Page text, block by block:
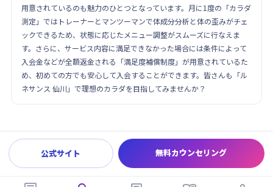
用意されているのも魅力のひとつとなっています。月に1度の「カラダ
測定」ではトレーナーとマンツーマンで体成分分析と体の歪みがチェ
ックできるため、状態に応じたメニュー調整がスムーズに行なえま
す。さらに、サービス内容に満足できなかった場合には条件によって
入会金などが全額返金される「満足度補償制度」が用意されているた
め、初めての方でも安心して入会することができます。皆さんも「ル
ネサンス 仙川」で理想のカラダを目指してみませんか？
公式サイト 無料カウンセリング